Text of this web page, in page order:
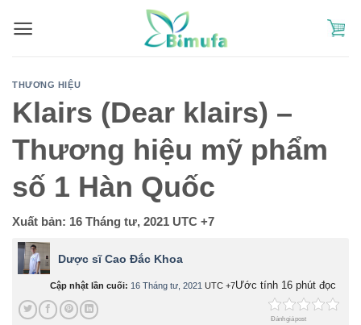
THƯƠNG HIỆU
Klairs (Dear klairs) –
Thương hiệu mỹ phẩm
số 1 Hàn Quốc
Xuất bản: 16 Tháng tư, 2021 UTC +7
Dược sĩ Cao Đắc Khoa
Cập nhật lần cuối: 16 Tháng tư, 2021 UTC +7Ước tính 16 phút đọc
Đánh giá post